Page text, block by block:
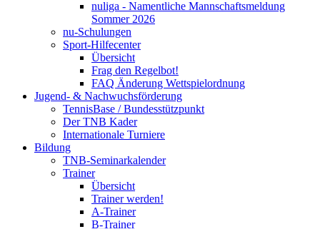
nuliga - Namentliche Mannschaftsmeldung
Sommer 2026
nu-Schulungen
Sport-Hilfecenter
Übersicht
Frag den Regelbot!
FAQ Änderung Wettspielordnung
Jugend- & Nachwuchsförderung
TennisBase / Bundesstützpunkt
Der TNB Kader
Internationale Turniere
Bildung
TNB-Seminarkalender
Trainer
Übersicht
Trainer werden!
A-Trainer
B-Trainer